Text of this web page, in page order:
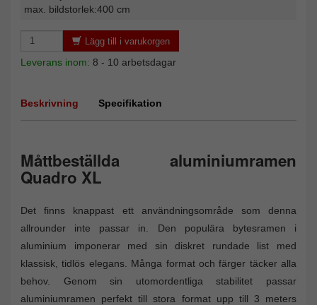
max. bildstorlek:400 cm
Lägg till i varukorgen
Leverans inom: 8 - 10 arbetsdagar
Beskrivning Specifikation
Måttbeställda aluminiumramen
Quadro XL
Det finns knappast ett användningsområde som denna
allrounder inte passar in. Den populära bytesramen i
aluminium imponerar med sin diskret rundade list med
klassisk, tidlös elegans. Många format och färger täcker alla
behov. Genom sin utomordentliga stabilitet passar
aluminiumramen perfekt till stora format upp till 3 meters